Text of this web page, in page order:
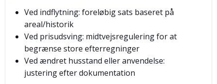
Ved indflytning: foreløbig sats baseret på
areal/historik
Ved prisudsving: midtvejsregulering for at
begrænse store efterregninger
Ved ændret husstand eller anvendelse:
justering efter dokumentation